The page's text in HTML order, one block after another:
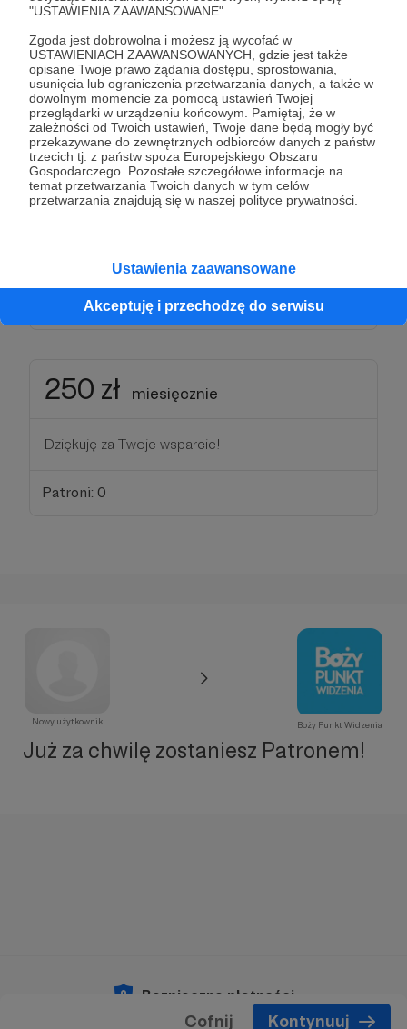
"USTAWIENIA ZAAWANSOWANE".
Zgoda jest dobrowolna i możesz ją wycofać w
USTAWIENIACH ZAAWANSOWANYCH, gdzie jest także
opisane Twoje prawo żądania dostępu, sprostowania,
usunięcia lub ograniczenia przetwarzania danych, a także w
dowolnym momencie za pomocą ustawień Twojej
przeglądarki w urządzeniu końcowym. Pamiętaj, że w
zależności od Twoich ustawień, Twoje dane będą mogły być
przekazywane do zewnętrznych odbiorców danych z państw
trzecich tj. z państw spoza Europejskiego Obszaru
Gospodarczego. Pozostałe szczegółowe informacje na
temat przetwarzania Twoich danych w tym celów
przetwarzania znajdują się w naszej polityce prywatności.
Ustawienia zaawansowane
Akceptuję i przechodzę do serwisu
150 zł miesięcznie
Dziękuję za Twoje wsparcie!
Patroni: 0
200 zł miesięcznie
Patroni: 0
250 zł miesięcznie
Dziękuję za Twoje wsparcie!
Patroni: 0
Cofnij Kontynuuj
Nowy użytkownik Boży Punkt Widzenia
Już za chwilę zostaniesz Patronem!
Bezpieczne płatności